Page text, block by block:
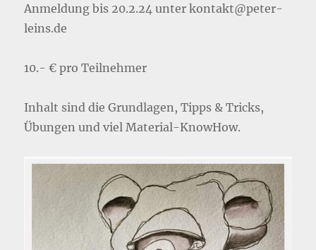
Anmeldung bis 20.2.24 unter kontakt@peter-
leins.de
10.- € pro Teilnehmer
Inhalt sind die Grundlagen, Tipps & Tricks,
Übungen und viel Material-KnowHow.